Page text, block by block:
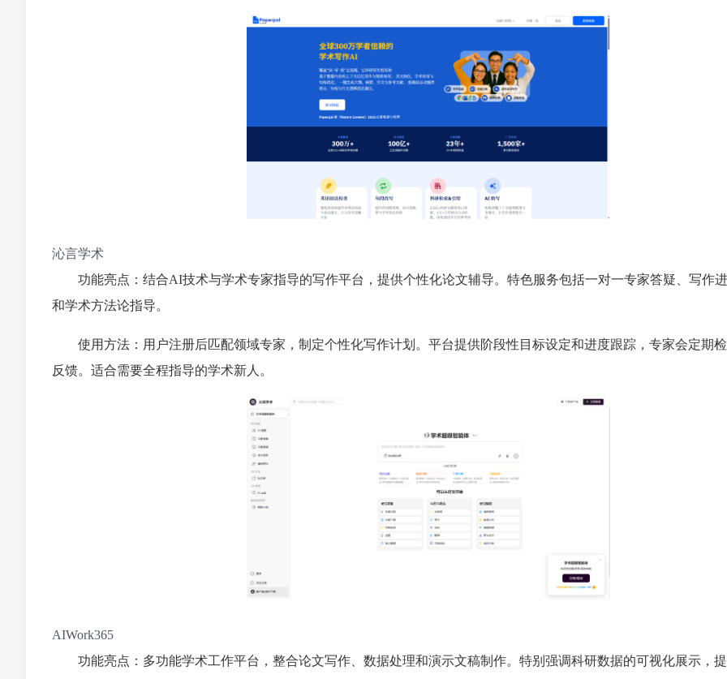
沁言学术
功能亮点：结合AI技术与学术专家指导的写作平台，提供个性化论文辅导。特色服务包括一对一专家答疑、写作
和学术方法论指导。
使用方法：用户注册后匹配领域专家，制定个性化写作计划。平台提供阶段性目标设定和进度跟踪，专家会定期
反馈。适合需要全程指导的学术新人。
AIWork365
功能亮点：多功能学术工作平台，整合论文写作、数据处理和演示文稿制作。特别强调科研数据的可视化展示，